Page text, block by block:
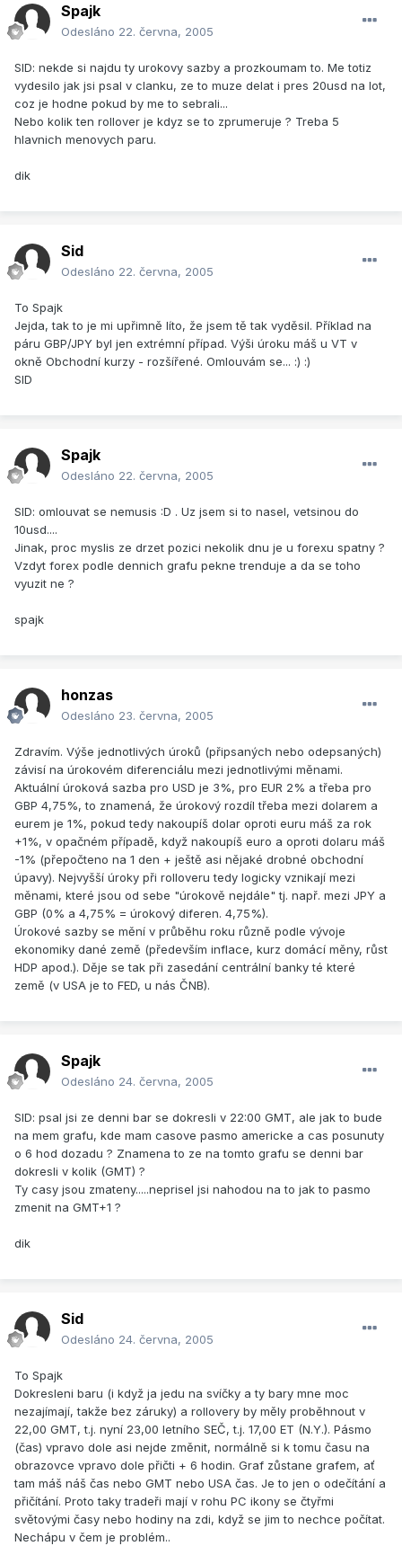
Spajk
Odesláno 22. června, 2005
SID: nekde si najdu ty urokovy sazby a prozkoumam to. Me totiz
vydesilo jak jsi psal v clanku, ze to muze delat i pres 20usd na lot,
coz je hodne pokud by me to sebrali...
Nebo kolik ten rollover je kdyz se to zprumeruje ? Treba 5
hlavnich menovych paru.
dik
Sid
Odesláno 22. června, 2005
To Spajk
Jejda, tak to je mi upřimně líto, že jsem tě tak vyděsil. Příklad na
páru GBP/JPY byl jen extrémní případ. Výši úroku máš u VT v
okně Obchodní kurzy - rozšířené. Omlouvám se... :) :)
SID
Spajk
Odesláno 22. června, 2005
SID: omlouvat se nemusis :D . Uz jsem si to nasel, vetsinou do
10usd....
Jinak, proc myslis ze drzet pozici nekolik dnu je u forexu spatny ?
Vzdyt forex podle dennich grafu pekne trenduje a da se toho
vyuzit ne ?
spajk
honzas
Odesláno 23. června, 2005
Zdravím. Výše jednotlivých úroků (připsaných nebo odepsaných)
závisí na úrokovém diferenciálu mezi jednotlivými měnami.
Aktuální úroková sazba pro USD je 3%, pro EUR 2% a třeba pro
GBP 4,75%, to znamená, že úrokový rozdíl třeba mezi dolarem a
eurem je 1%, pokud tedy nakoupíš dolar oproti euru máš za rok
+1%, v opačném případě, když nakoupíš euro a oproti dolaru máš
-1% (přepočteno na 1 den + ještě asi nějaké drobné obchodní
úpavy). Nejvyšší úroky při rolloveru tedy logicky vznikají mezi
měnami, které jsou od sebe "úrokově nejdále" tj. např. mezi JPY a
GBP (0% a 4,75% = úrokový diferen. 4,75%).
Úrokové sazby se mění v průběhu roku různě podle vývoje
ekonomiky dané země (především inflace, kurz domácí měny, růst
HDP apod.). Děje se tak při zasedání centrální banky té které
země (v USA je to FED, u nás ČNB).
Spajk
Odesláno 24. června, 2005
SID: psal jsi ze denni bar se dokresli v 22:00 GMT, ale jak to bude
na mem grafu, kde mam casove pasmo americke a cas posunuty
o 6 hod dozadu ? Znamena to ze na tomto grafu se denni bar
dokresli v kolik (GMT) ?
Ty casy jsou zmateny.....neprisel jsi nahodou na to jak to pasmo
zmenit na GMT+1 ?
dik
Sid
Odesláno 24. června, 2005
To Spajk
Dokresleni baru (i když ja jedu na svíčky a ty bary mne moc
nezajímají, takže bez záruky) a rollovery by měly proběhnout v
22,00 GMT, t.j. nyní 23,00 letního SEČ, t.j. 17,00 ET (N.Y.). Pásmo
(čas) vpravo dole asi nejde změnit, normálně si k tomu času na
obrazovce vpravo dole přičti + 6 hodin. Graf zůstane grafem, ať
tam máš náš čas nebo GMT nebo USA čas. Je to jen o odečítání a
přičítání. Proto taky tradeři mají v rohu PC ikony se čtyřmi
světovými časy nebo hodiny na zdi, když se jim to nechce počítat.
Nechápu v čem je problém..